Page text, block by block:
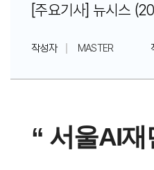
[주요기사] 뉴시스
작성자 MASTER
“ 서울AI